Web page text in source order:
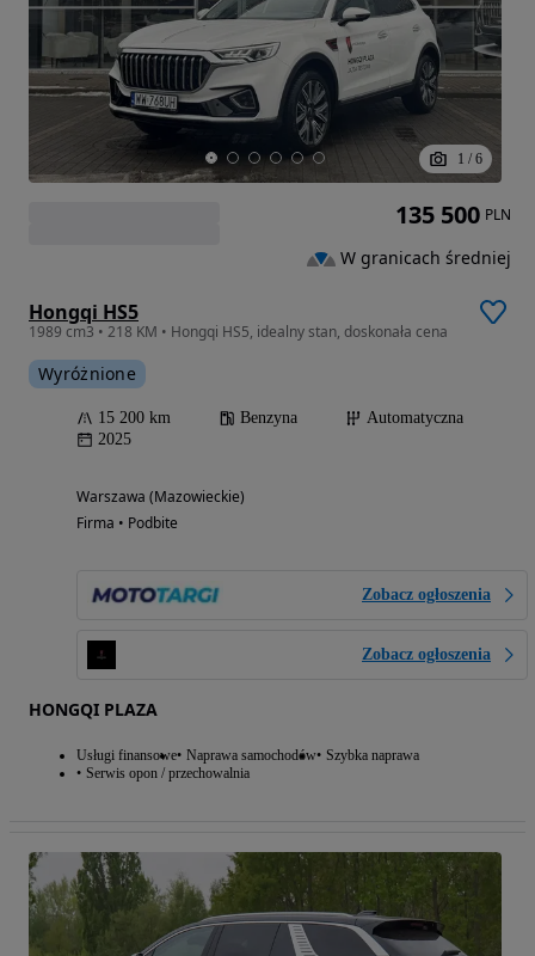
1 / 6
Hongqi HS5
1989 cm3 • 218 KM • Hongqi HS5, idealny stan, doskonała cena
Wyróżnione
15 200 km Benzyna
Automatyczna
2025
Warszawa (Mazowieckie)
Firma • Podbite
Zobacz ogłoszenia
Zobacz ogłoszenia
HONGQI PLAZA
Usługi finansowe Naprawa samochodów Szybka naprawa
Serwis opon / przechowalnia
135 500 PLN
W granicach średniej